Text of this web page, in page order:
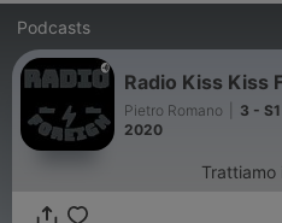
Podcasts
Radio Kiss Kiss
Pietro Romano
3 -
2020
Trattiamo